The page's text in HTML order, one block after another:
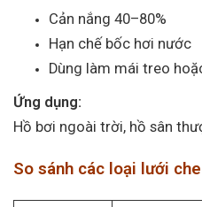
Cản nắng 40–80%
Hạn chế bốc hơi nước
Dùng làm mái treo
Ứng dụng:
Hồ bơi ngoài trời, hồ sân
So sánh các loại lưới